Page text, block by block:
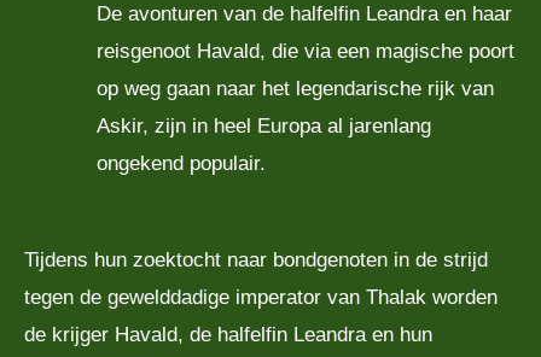
De avonturen van de halfelfin Leandra en haar
reisgenoot Havald, die via een magische poort
op weg gaan naar het legendarische rijk van
Askir, zijn in heel Europa al jarenlang
ongekend populair.
Tijdens hun zoektocht naar bondgenoten in de strijd
tegen de gewelddadige imperator van Thalak worden
de krijger Havald, de halfelfin Leandra en hun